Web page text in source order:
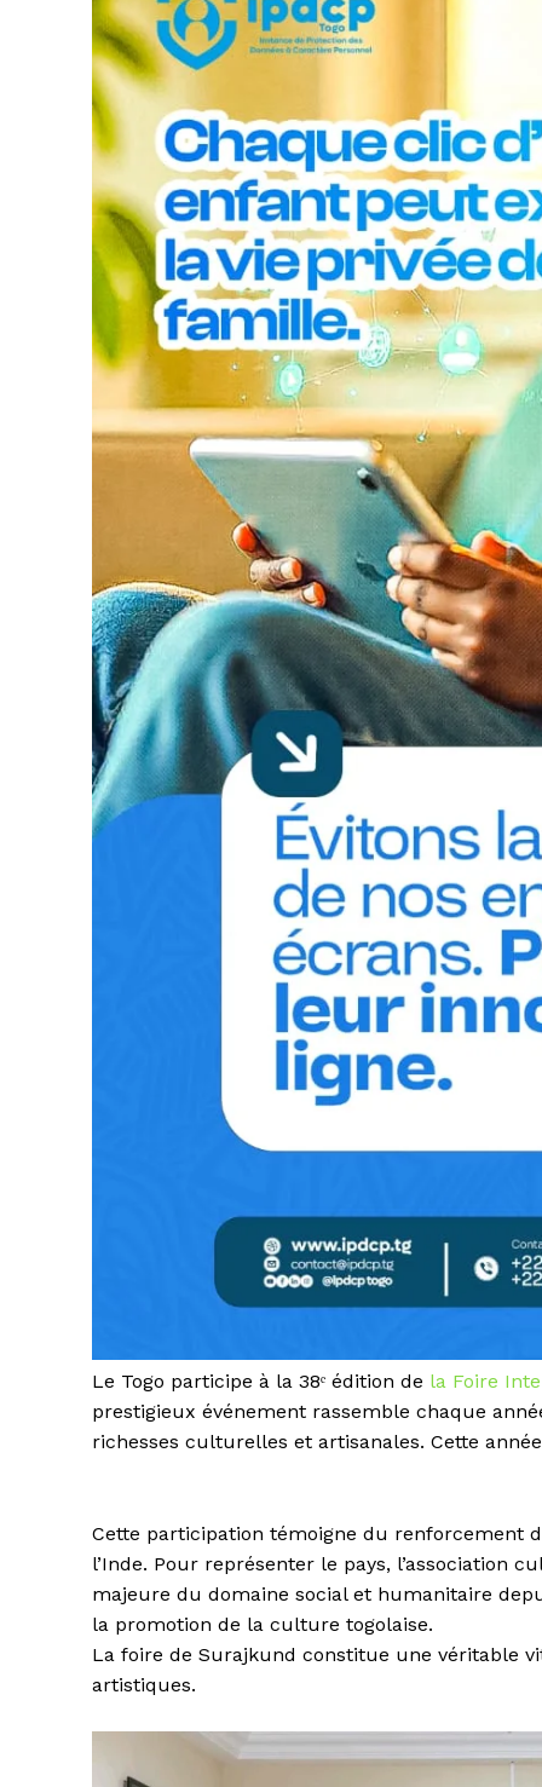
Le Togo participe à la 38ᵉ édition de la Foire
prestigieux événement rassemble chaque
richesses culturelles et artisanales. Cette
Cette participation témoigne du renforcement
l’Inde. Pour représenter le pays, l’association
majeure du domaine social et humanitaire
la promotion de la culture togolaise.
La foire de Surajkund constitue une véritable
artistiques.